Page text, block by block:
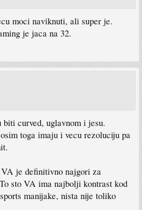
moci naviknuti, ali super je.
je jaca na 32.
curved, uglavnom i jesu.
toga imaju i vecu rezoluciju pa
je definitivno najgori za
sto VA ima najbolji kontrast kod
manijake, nista nije toliko